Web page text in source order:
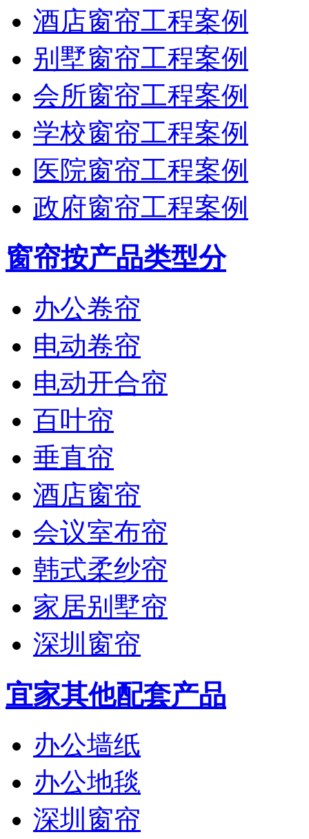
酒店窗帘工程案例
别墅窗帘工程案例
会所窗帘工程案例
学校窗帘工程案例
医院窗帘工程案例
政府窗帘工程案例
窗帘按产品类型分
办公卷帘
电动卷帘
电动开合帘
百叶帘
垂直帘
酒店窗帘
会议室布帘
韩式柔纱帘
家居别墅帘
深圳窗帘
宜家其他配套产品
办公墙纸
办公地毯
深圳窗帘